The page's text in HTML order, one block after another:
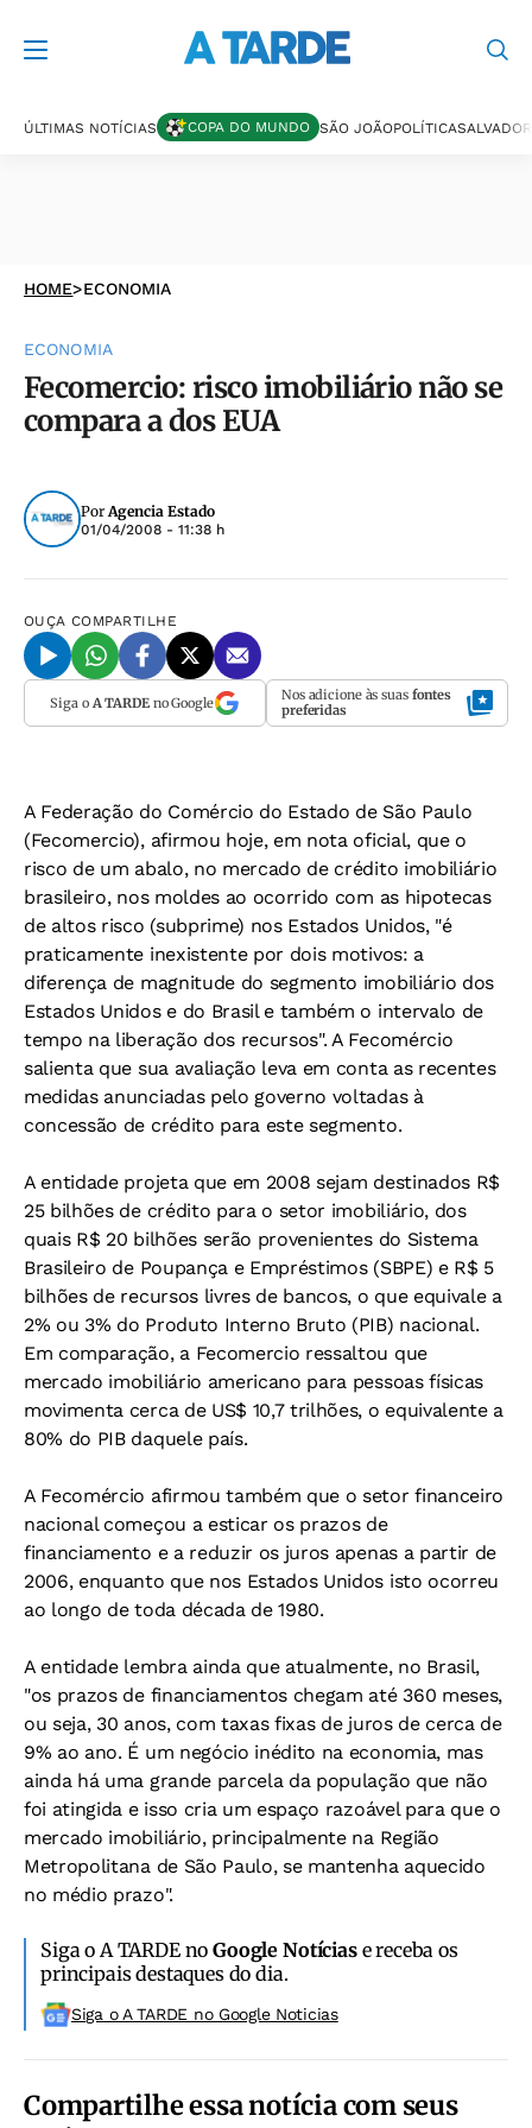
ÚLTIMAS NOTÍCIAS COPA DO MUNDO SÃO JOÃOPOLÍTICASALVADOR
HOME>ECONOMIA
ECONOMIA
Fecomercio: risco imobiliário não se
compara a dos EUA
PorAgencia Estado
01/04/2008 - 11:38 h
OUÇA COMPARTILHE
Siga o A TARDEno Google Nos adicione às suas fontes
preferidas
A Federação do Comércio do Estado de São Paulo
(Fecomercio), afirmou hoje, em nota oficial, que o
risco de um abalo, no mercado de crédito imobiliário
brasileiro, nos moldes ao ocorrido com as hipotecas
de altos risco (subprime) nos Estados Unidos, "é
praticamente inexistente por dois motivos: a
diferença de magnitude do segmento imobiliário dos
Estados Unidos e do Brasil e também o intervalo de
tempo na liberação dos recursos". A Fecomércio
salienta que sua avaliação leva em conta as recentes
medidas anunciadas pelo governo voltadas à
concessão de crédito para este segmento.
A entidade projeta que em 2008 sejam destinados R$
25 bilhões de crédito para o setor imobiliário, dos
quais R$ 20 bilhões serão provenientes do Sistema
Brasileiro de Poupança e Empréstimos (SBPE) e R$ 5
bilhões de recursos livres de bancos, o que equivale a
2% ou 3% do Produto Interno Bruto (PIB) nacional.
Em comparação, a Fecomercio ressaltou que
mercado imobiliário americano para pessoas físicas
movimenta cerca de US$ 10,7 trilhões, o equivalente a
80% do PIB daquele país.
A Fecomércio afirmou também que o setor financeiro
nacional começou a esticar os prazos de
financiamento e a reduzir os juros apenas a partir de
2006, enquanto que nos Estados Unidos isto ocorreu
ao longo de toda década de 1980.
A entidade lembra ainda que atualmente, no Brasil,
"os prazos de financiamentos chegam até 360 meses,
ou seja, 30 anos, com taxas fixas de juros de cerca de
9% ao ano. É um negócio inédito na economia, mas
ainda há uma grande parcela da população que não
foi atingida e isso cria um espaço razoável para que o
mercado imobiliário, principalmente na Região
Metropolitana de São Paulo, se mantenha aquecido
no médio prazo".
Siga o A TARDE noGoogle Notíciase receba os
principais destaques do dia.
Siga o A TARDE no Google Noticias
Compartilhe essa notícia com seus